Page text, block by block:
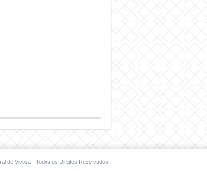
de Viçosa - Todos os Direitos Reservados